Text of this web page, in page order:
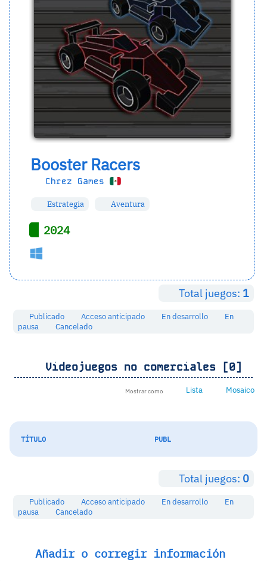
Booster Racers
Chrez Games
Estrategia Aventura
2024
Total juegos: 1
Publicado Acceso anticipado En desarrollo
En
pausa
Cancelado
Videojuegos no comerciales [0]
Mostrar como Lista Mosaico
TÍTULO PUBL
Total juegos: 0
Publicado Acceso anticipado En desarrollo
En
pausa
Cancelado
Añadir o corregir información